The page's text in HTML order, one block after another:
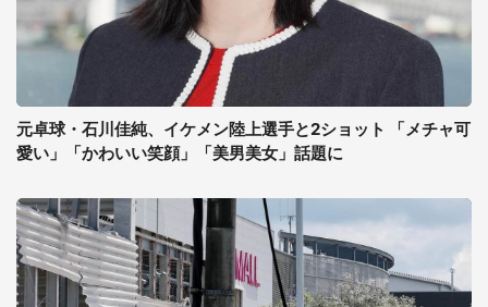
元卓球・石川佳純、イケメン陸上選手と2ショット 「メチャ可
愛い」「かわいい笑顔」「美男美女」話題に